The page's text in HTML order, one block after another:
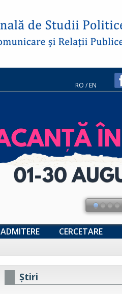
RO /EN
ADMITERE CERCETARE
Ştiri